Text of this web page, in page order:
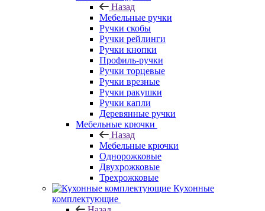
Назад
Мебельные ручки
Ручки скобы
Ручки рейлинги
Ручки кнопки
Профиль-ручки
Ручки торцевые
Ручки врезные
Ручки ракушки
Ручки капли
Деревянные ручки
Мебельные крючки
Назад
Мебельные крючки
Однорожковые
Двухрожковые
Трехрожковые
Кухонные
комплектующие